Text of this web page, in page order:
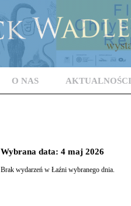
O NAS AKTUALNOŚCI
Wybrana data: 4 maj 2026
Brak wydarzeń w Łaźni wybranego dnia.